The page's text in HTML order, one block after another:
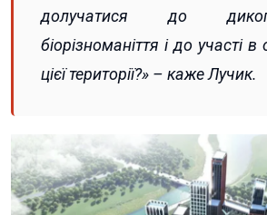
долучатися до
біорізноманіття і до участі
цієї території?» – каже Лучик.